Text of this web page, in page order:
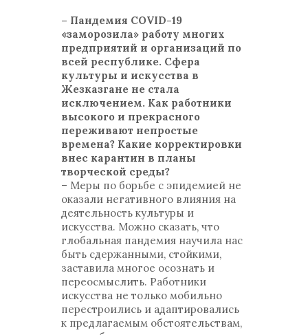
– Пандемия COVID-19
«заморозила» работу многих
предприятий и организаций по
всей республике. Сфера
культуры и искусства в
Жезказгане не стала
исключением. Как работники
высокого и прекрасного
переживают непростые
времена? Какие корректировки
внес карантин в планы
творческой среды?
– Меры по борьбе с эпидемией не
оказали негативного влияния на
деятельность культуры и
искусства. Можно сказать, что
глобальная пандемия научила нас
быть сдержанными, стойкими,
заставила многое осознать и
переосмыслить. Работники
искусства не только мобильно
перестроились и адаптировались
к предлагаемым обстоятельствам,